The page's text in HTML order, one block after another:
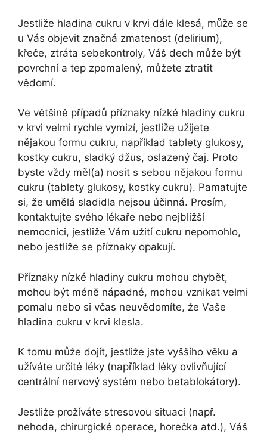
Jestliže hladina cukru v krvi dále klesá, může se
u Vás objevit značná zmatenost (delirium),
křeče, ztráta sebekontroly, Váš dech může být
povrchní a tep zpomalený, můžete ztratit
vědomí.
Ve většině případů příznaky nízké hladiny cukru
v krvi velmi rychle vymizí, jestliže užijete
nějakou formu cukru, například tablety glukosy,
kostky cukru, sladký džus, oslazený čaj. Proto
byste vždy měl(a) nosit s sebou nějakou formu
cukru (tablety glukosy, kostky cukru). Pamatujte
si, že umělá sladidla nejsou účinná. Prosím,
kontaktujte svého lékaře nebo nejbližší
nemocnici, jestliže Vám užití cukru nepomohlo,
nebo jestliže se příznaky opakují.
Příznaky nízké hladiny cukru mohou chybět,
mohou být méně nápadné, mohou vznikat velmi
pomalu nebo si včas neuvědomíte, že Vaše
hladina cukru v krvi klesla.
K tomu může dojít, jestliže jste vyššího věku a
užíváte určité léky (například léky ovlivňující
centrální nervový systém nebo betablokátory).
Jestliže prožíváte stresovou situaci (např.
nehoda, chirurgické operace, horečka atd.), Váš